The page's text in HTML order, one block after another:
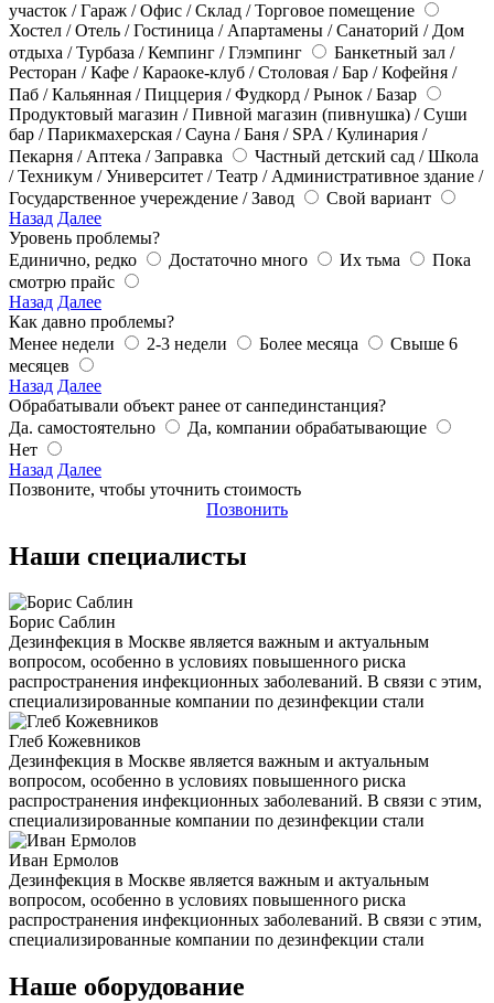
участок / Гараж / Офис / Склад / Торговое помещение
Хостел / Отель / Гостиница / Апартамены / Санаторий / Дом
отдыха / Турбаза / Кемпинг / Глэмпинг
Банкетный зал /
Ресторан / Кафе / Караоке-клуб / Столовая / Бар / Кофейня /
Паб / Кальянная / Пиццерия / Фудкорд / Рынок / Базар
Продуктовый магазин / Пивной магазин (пивнушка) / Суши
бар / Парикмахерская / Сауна / Баня / SPA / Кулинария /
Пекарня / Аптека / Заправка
Частный детский сад / Школа
/ Техникум / Университет / Театр / Административное здание /
Государственное учереждение / Завод
Свой вариант
Назад Далее
Уровень проблемы?
Единично, редко
Достаточно много Их тьма
Пока
смотрю прайс
Назад Далее
Как давно проблемы?
Менее недели
2-3 недели Более месяца
Свыше 6
месяцев
Назад Далее
Обрабатывали объект ранее от санпединстанция?
Да. самостоятельно
Да, компании обрабатывающие
Нет
Назад Далее
Позвоните, чтобы уточнить стоимость
Позвонить
Наши специалисты
Борис Саблин
Дезинфекция в Москве является важным и актуальным
вопросом, особенно в условиях повышенного риска
распространения инфекционных заболеваний. В связи с этим,
специализированные компании по дезинфекции стали
Глеб Кожевников
Дезинфекция в Москве является важным и актуальным
вопросом, особенно в условиях повышенного риска
распространения инфекционных заболеваний. В связи с этим,
специализированные компании по дезинфекции стали
Иван Ермолов
Дезинфекция в Москве является важным и актуальным
вопросом, особенно в условиях повышенного риска
распространения инфекционных заболеваний. В связи с этим,
специализированные компании по дезинфекции стали
Наше оборудование